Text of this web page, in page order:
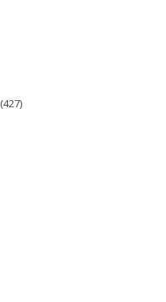
(427)